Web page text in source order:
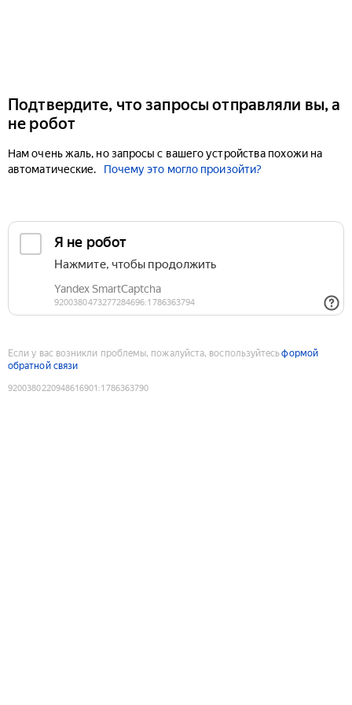
Подтвердите, что запросы отправляли вы, а
не робот
Нам очень жаль, но запросы с вашего устройства похожи на
автоматические.
Почему это могло произойти?
Если у вас возникли проблемы, пожалуйста, воспользуйтесьформой
обратной связи
9200380220948616901 :1786363790